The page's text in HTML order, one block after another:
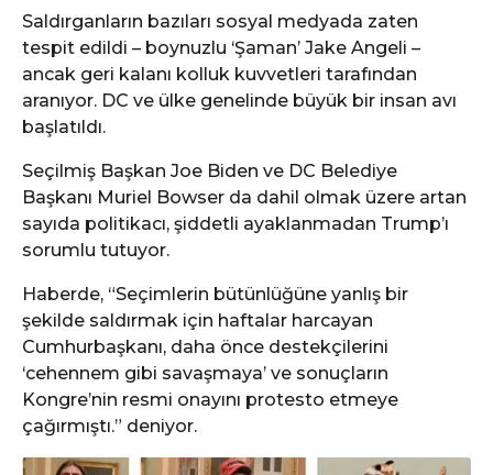
Saldırganların bazıları sosyal medyada zaten
tespit edildi – boynuzlu ‘Şaman’ Jake Angeli –
ancak geri kalanı kolluk kuvvetleri tarafından
aranıyor. DC ve ülke genelinde büyük bir insan avı
başlatıldı.
Seçilmiş Başkan Joe Biden ve DC Belediye
Başkanı Muriel Bowser da dahil olmak üzere artan
sayıda politikacı, şiddetli ayaklanmadan Trump’ı
sorumlu tutuyor.
Haberde, “Seçimlerin bütünlüğüne yanlış bir
şekilde saldırmak için haftalar harcayan
Cumhurbaşkanı, daha önce destekçilerini
‘cehennem gibi savaşmaya’ ve sonuçların
Kongre’nin resmi onayını protesto etmeye
çağırmıştı.” deniyor.